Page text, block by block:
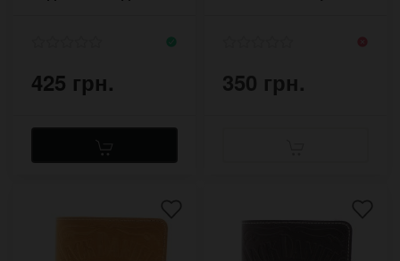
425 грн. 350 грн.